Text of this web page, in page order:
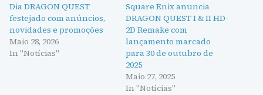
Dia DRAGON QUEST
festejado com anúncios,
novidades e promoções
Maio 28, 2026
In "Notícias"
Square Enix anuncia
DRAGON QUEST I & II HD-
2D Remake com
lançamento marcado
para 30 de outubro de
2025
Maio 27, 2025
In "Notícias"